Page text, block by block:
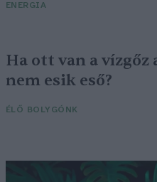
ENERGIA
Ha ott van a vízgőz
nem esik eső?
ÉLŐ BOLYGÓNK